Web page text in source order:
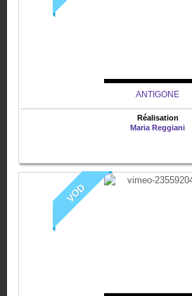
ANTIGONE
Réalisation
Maria Reggiani
VOD